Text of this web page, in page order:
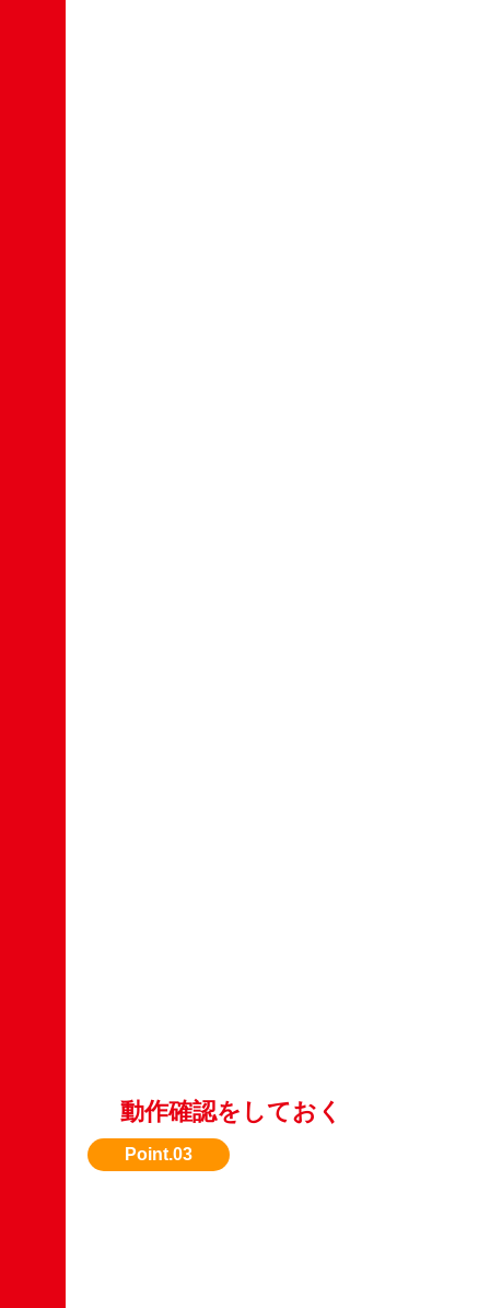
動作確認をしておく
エンジン始動や油圧の状態など、動作OKなら